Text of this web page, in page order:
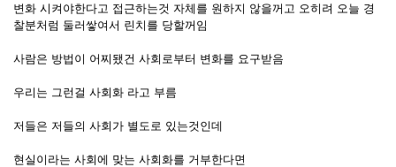
변화 시켜야한다고 접근하는것 자체를 원하지 않을꺼고 오히려 오늘 경
찰분처럼 둘러쌓여서 린치를 당할꺼임
사람은 방법이 어찌됐건 사회로부터 변화를 요구받음
우리는 그런걸 사회화 라고 부름
저들은 저들의 사회가 별도로 있는것인데
현실이라는 사회에 맞는 사회화를 거부한다면